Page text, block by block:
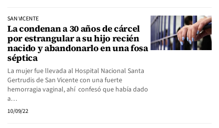
SAN VICENTE
La condenan a 30 años de cárcel
por estrangular a su hijo recién
nacido y abandonarlo en una fosa
séptica
La mujer fue llevada al Hospital Nacional Santa
Gertrudis de San Vicente con una fuerte
hemorragia vaginal, ahí confesó que había dado
a…
10/09/22